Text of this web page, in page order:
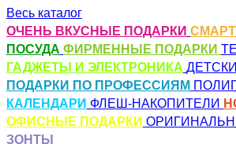
Весь каталог
ОЧЕНЬ ВКУСНЫЕ ПОДАРКИ
ПОСУДА ФИРМЕННЫЕ ПОДАРКИ
ГАДЖЕТЫ И ЭЛЕКТРОНИКА
ПОДАРКИ ПО ПРОФЕССИЯМ
КАЛЕНДАРИ ФЛЕШ-НАКОПИТЕЛИ
ОФИСНЫЕ ПОДАРКИ
ЗОНТЫ